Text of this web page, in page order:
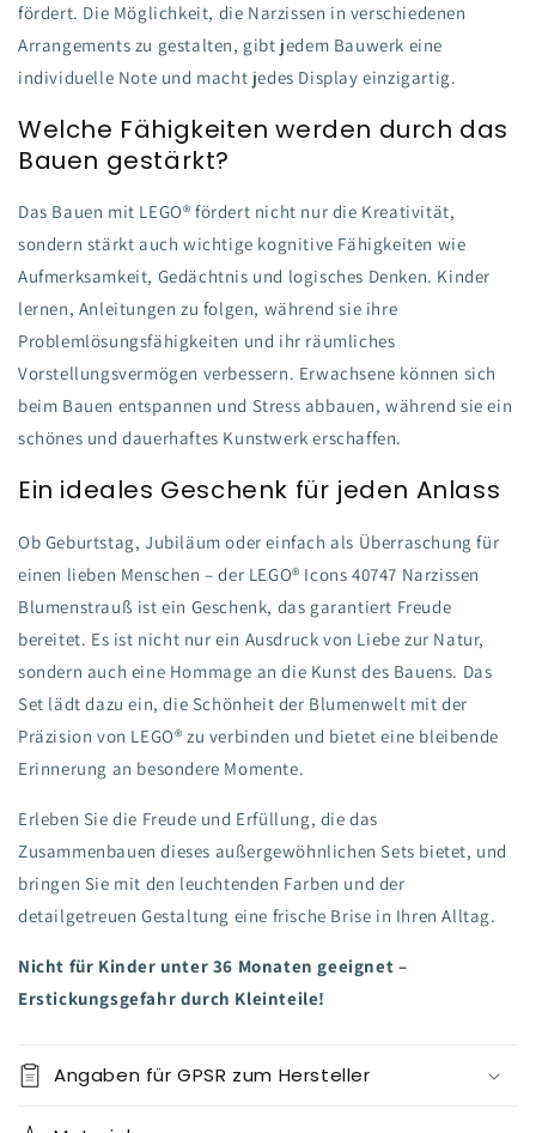
fördert. Die Möglichkeit, die Narzissen in verschiedenen
Arrangements zu gestalten, gibt jedem Bauwerk eine
individuelle Note und macht jedes Display einzigartig.
Welche Fähigkeiten werden durch das
Bauen gestärkt?
Das Bauen mit LEGO® fördert nicht nur die Kreativität,
sondern stärkt auch wichtige kognitive Fähigkeiten wie
Aufmerksamkeit, Gedächtnis und logisches Denken. Kinder
lernen, Anleitungen zu folgen, während sie ihre
Problemlösungsfähigkeiten und ihr räumliches
Vorstellungsvermögen verbessern. Erwachsene können sich
beim Bauen entspannen und Stress abbauen, während sie ein
schönes und dauerhaftes Kunstwerk erschaffen.
Ein ideales Geschenk für jeden Anlass
Ob Geburtstag, Jubiläum oder einfach als Überraschung für
einen lieben Menschen – der LEGO® Icons 40747 Narzissen
Blumenstrauß ist ein Geschenk, das garantiert Freude
bereitet. Es ist nicht nur ein Ausdruck von Liebe zur Natur,
sondern auch eine Hommage an die Kunst des Bauens. Das
Set lädt dazu ein, die Schönheit der Blumenwelt mit der
Präzision von LEGO® zu verbinden und bietet eine bleibende
Erinnerung an besondere Momente.
Erleben Sie die Freude und Erfüllung, die das
Zusammenbauen dieses außergewöhnlichen Sets bietet, und
bringen Sie mit den leuchtenden Farben und der
detailgetreuen Gestaltung eine frische Brise in Ihren Alltag.
Nicht für Kinder unter 36 Monaten geeignet –
Erstickungsgefahr durch Kleinteile!
Angaben für GPSR zum Hersteller